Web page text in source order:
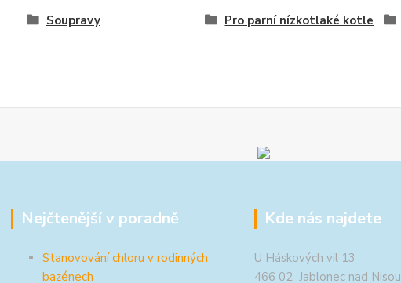
Soupravy Pro parní nízkotlaké kotle
Nejčtenější v poradně
Stanovování chloru v rodinných
bazénech
Kde nás najdete
U Háskových vil 13
466 02 Jablonec nad Nisou